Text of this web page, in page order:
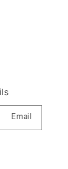
Email